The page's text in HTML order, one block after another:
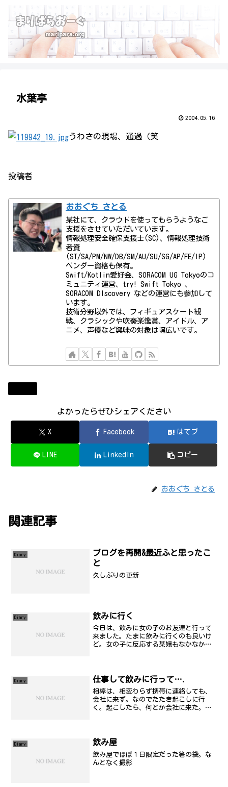
水葉亭
2004.05.16
うわさの現場、通過（笑
投稿者
おおぐち さとる
某社にて、クラウドを使ってもらうようなご
支援をさせていただいています。
情報処理安全確保支援士(SC)、情報処理技術
者資
(ST/SA/PM/NW/DB/SM/AU/SU/SG/AP/FE/IP)
ベンダー資格も保有。
Swift/Kotlin愛好会、SORACOM UG Tokyoのコ
ミュニティ運営、try! Swift Tokyo 、
SORACOM DIscovery などの運営にも参加して
います。
技術分野以外では、フィギュアスケート観
戦、クラシックや吹奏楽鑑賞、アイドル、ア
ニメ、声優など興味の対象は幅広いです。
よかったらぜひシェアください
X Facebook はてブ
LINE LinkedIn コピー
おおぐち さとる
関連記事
Diary
ブログを再開&最近ふと思ったこ
と
久しぶりの更新
Diary 飲みに行く
今日は、飲みに女の子のお友達と行って
来ました。たまに飲みに行くのも良いけ
ど。女の子に反応する某嬢もなかなか
Diary 仕事して飲みに行って….
相棒は、相変わらず携帯に連絡しても、
会社に来ず。なのでたたき起こしに行
く。起こしたら、何とか会社に来た。た
ので、仕事切り上げて飲みに...
Diary 飲み屋
飲み屋でほぼ１日限定だった箸の袋。な
んとなく撮影